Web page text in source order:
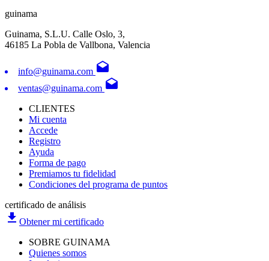
guinama
Guinama, S.L.U. Calle Oslo, 3,
46185 La Pobla de Vallbona, Valencia
info@guinama.com drafts
ventas@guinama.com drafts
CLIENTES
Mi cuenta
Accede
Registro
Ayuda
Forma de pago
Premiamos tu fidelidad
Condiciones del programa de puntos
certificado de análisis
file_download Obtener mi certificado
SOBRE GUINAMA
Quienes somos